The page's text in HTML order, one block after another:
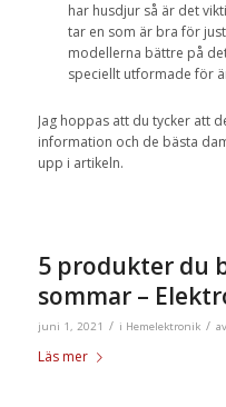
har husdjur så är det
tar en som är bra för
modellerna bättre på
speciellt utformade för
Jag hoppas att du tycker att
information och de bästa
upp i artikeln.
5 produkter du
sommar –
juni 1, 2021 / i Hemelektronik / av
Läs mer